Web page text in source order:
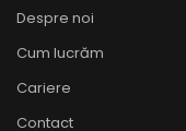
Despre noi
Cum lucrăm
Cariere
Contact